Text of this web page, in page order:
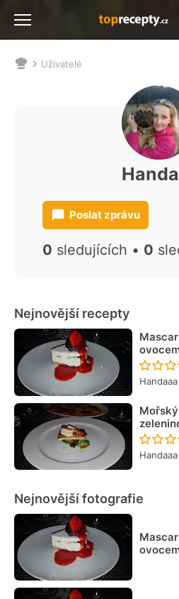
NacházíteUživatelé
Poslat zprávu
0 sledujících • 0
Nejnovější recepty
Handaaa
Handaaa
Nejnovější fotografie